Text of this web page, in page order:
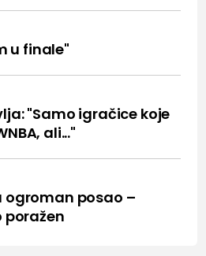
u finale"
"Samo igračice koje
ali..."
posao –
poražen